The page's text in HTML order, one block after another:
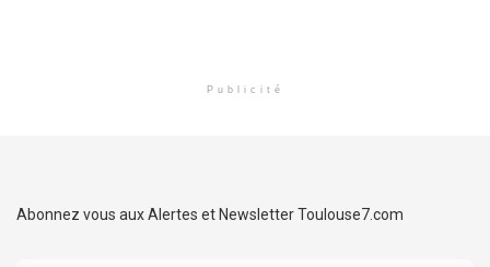
Publicité
Abonnez vous aux Alertes et Newsletter Toulouse7.com